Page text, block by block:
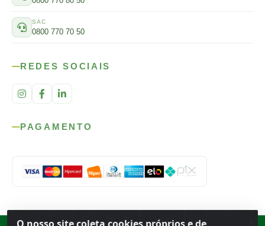
SAC
0800 770 70 50
REDES SOCIAIS
PAGAMENTO